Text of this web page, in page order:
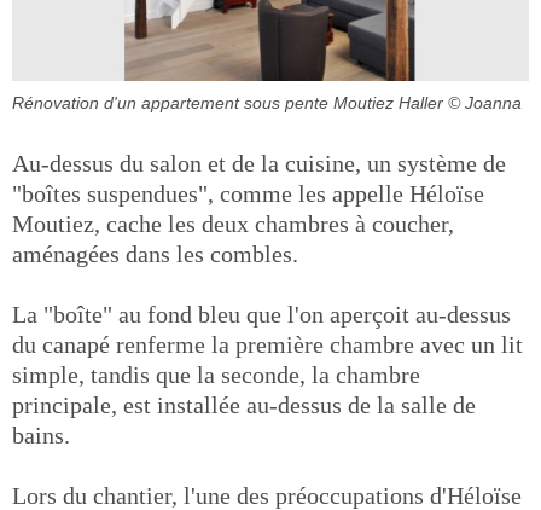
Rénovation d'un appartement sous pente Moutiez Haller © Joanna
Au-dessus du salon et de la cuisine, un système de
"boîtes suspendues", comme les appelle Héloïse
Moutiez, cache les deux chambres à coucher,
aménagées dans les combles.
La "boîte" au fond bleu que l'on aperçoit au-dessus
du canapé renferme la première chambre avec un lit
simple, tandis que la seconde, la chambre
principale, est installée au-dessus de la salle de
bains.
Lors du chantier, l'une des préoccupations d'Héloïse